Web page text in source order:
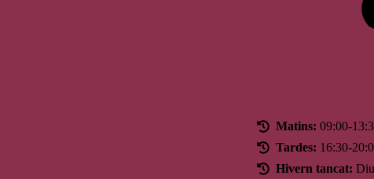
Matins: 09:00-
Tardes: 16:30-
Hivern tancat: